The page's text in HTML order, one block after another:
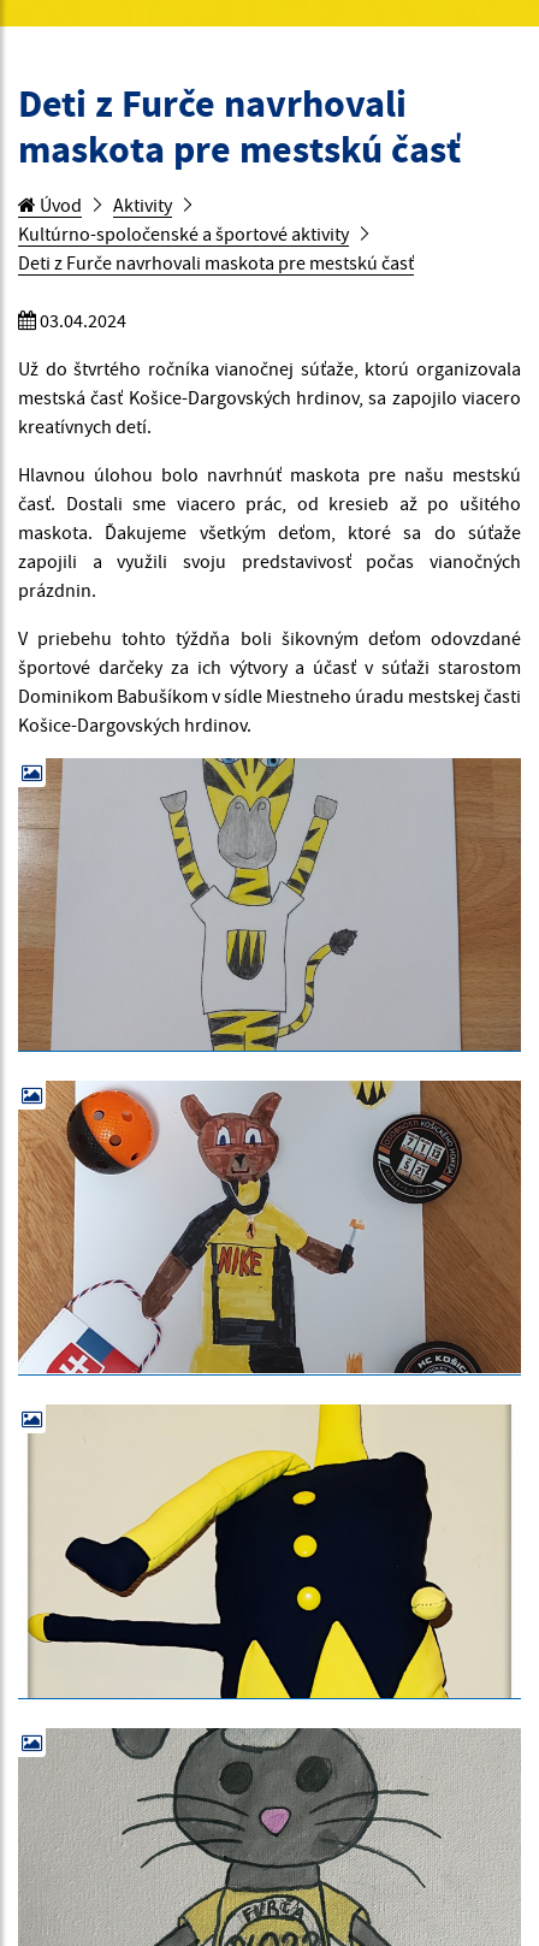
Deti z Furče navrhovali
maskota pre mestskú časť
Úvod
Aktivity
Kultúrno-spoločenské a športové aktivity
Deti z Furče navrhovali maskota pre mestskú časť
03.04.2024
Už do štvrtého ročníka vianočnej súťaže, ktorú organizovala
mestská časť Košice-Dargovských hrdinov, sa zapojilo viacero
kreatívnych detí.
Hlavnou úlohou bolo navrhnúť maskota pre našu mestskú
časť. Dostali sme viacero prác, od kresieb až po ušitého
maskota. Ďakujeme všetkým deťom, ktoré sa do súťaže
zapojili a využili svoju predstavivosť počas vianočných
prázdnin.
V priebehu tohto týždňa boli šikovným deťom odovzdané
športové darčeky za ich výtvory a účasť v súťaži starostom
Dominikom Babušíkom v sídle Miestneho úradu mestskej časti
Košice-Dargovských hrdinov.